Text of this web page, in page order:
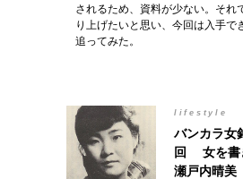
されるため、資料が少ない。それ
り上げたいと思い、今回は入手で
追ってみた。
lifestyle
バンカラ
回 女を書
瀬戸内晴美